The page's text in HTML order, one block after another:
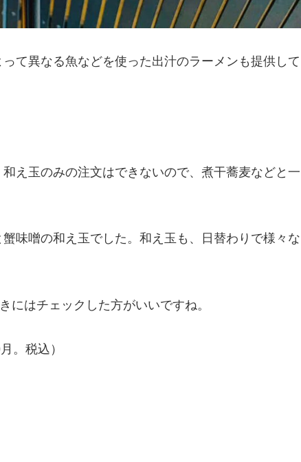
て異なる魚などを使った出汁のラーメンも提供して
え玉のみの注文はできないので、煮干蕎麦などと一
味噌の和え玉でした。和え玉も、日替わりで様々な
にはチェックした方がいいですね。
。税込）